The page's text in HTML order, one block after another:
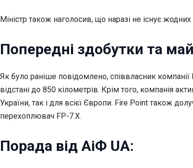
Міністр також наголосив, що наразі не існує
Попередні здобутки та
Як було раніше повідомлено, співвласник
відстані до 850 кілометрів. Крім того, компанія
України, так і для всієї Європи. Fire Point також
перехоплювач FP-7.Х.
Порада від АіФ UA: